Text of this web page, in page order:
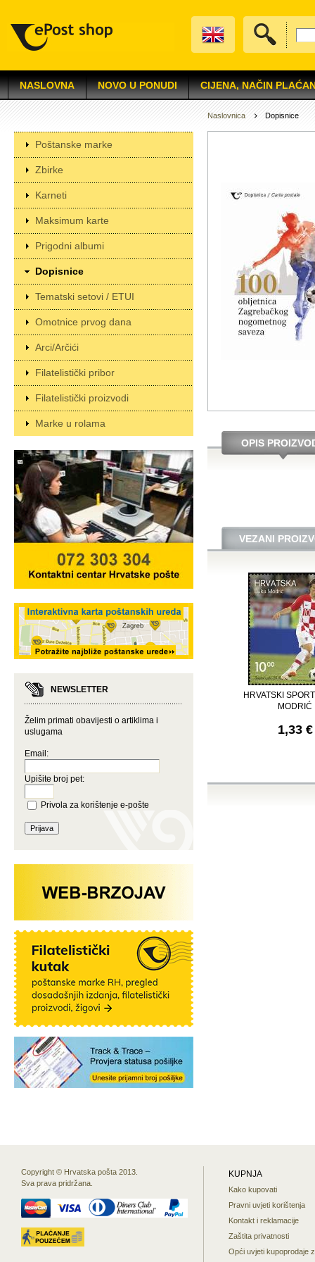
NASLOVNA NOVO U PONUDI CIJENA, NAČIN
Poštanske marke
Zbirke
Karneti
Maksimum karte
Prigodni albumi
Dopisnice
Tematski setovi / ETUI
Omotnice prvog dana
Arci/Arčići
Filatelistički pribor
Filatelistički proizvodi
Marke u rolama
NEWSLETTER
Želim primati obavijesti o artiklima i
uslugama
Email:
Upišite broj pet:
Privola za korištenje e-pošte
Naslovnica Dopisnice
OPIS
VEZANI
HRVATSKI
MODRIĆ
1,33 €
Copyright © Hrvatska pošta 2013.
Sva prava pridržana.
KUPNJA
Kako kupovati
Pravni uvjeti korištenja
Kontakt i reklamacije
Zaštita privatnosti
Opći uvjeti kupoprodaje